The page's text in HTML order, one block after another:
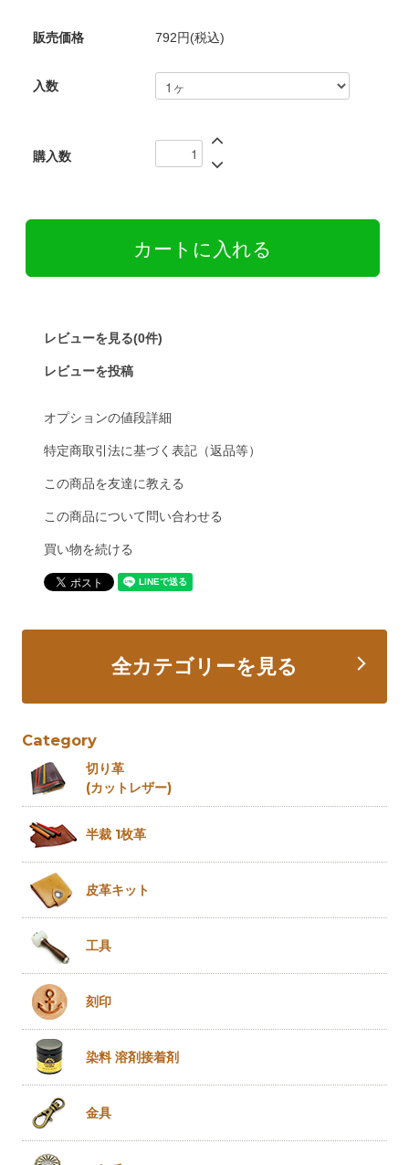
販売価格 792円(税込)
入数
購入数
レビューを見る(0件)
レビューを投稿
オプションの値段詳細
特定商取引法に基づく表記（返品等）
この商品を友達に教える
この商品について問い合わせる
買い物を続ける
全カテゴリーを見る
Category
切り革
(カットレザー)
半裁 1枚革
皮革キット
工具
刻印
染料 溶剤接着剤
金具